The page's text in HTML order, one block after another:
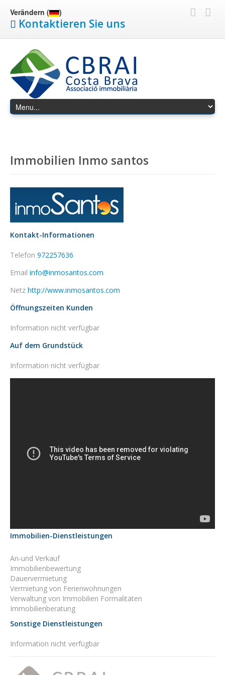
Verändern ( )
Kontaktieren Sie uns
Immobilien Inmo santos
Kontakt-Informationen
Telefon 972257636
Email info@inmosantos.com
Netz http://www.inmosantos.com
Öffnungszeiten Kunden
Information nicht verfügbar
Auf dem Grundstück
Information nicht verfügbar
Immobilien-Dienstleistungen
An-und Verkauf
Immobilienbewertung
Dauervermietung
Vermietung von Ferienwohnungen
Verwaltung von Immobilien Formalitäten
Immobilienberatung
Sonstige Dienstleistungen
Information nicht verfügbar